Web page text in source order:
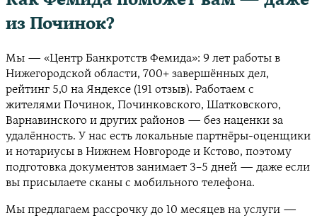
из Починок?
Мы — «Центр Банкротств Фемида»: 9 лет работы в
Нижегородской области, 700+ завершённых дел,
рейтинг 5,0 на Яндексе (191 отзыв). Работаем с
жителями Починок, Починковского, Шатковского,
Варнавинского и других районов — без наценки за
удалённость. У нас есть локальные партнёры-оценщики
и нотариусы в Нижнем Новгороде и Кстово, поэтому
подготовка документов занимает 3–5 дней — даже если
вы присылаете сканы с мобильного телефона.
Мы предлагаем рассрочку до 10 месяцев на услуги —